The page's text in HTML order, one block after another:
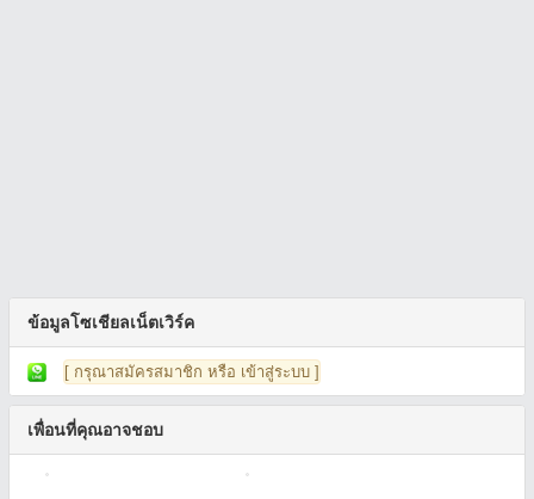
ข้อมูลโซเชียลเน็ตเวิร์ค
[ กรุณาสมัครสมาชิก หรือ เข้าสู่ระบบ ]
เพื่อนที่คุณอาจชอบ